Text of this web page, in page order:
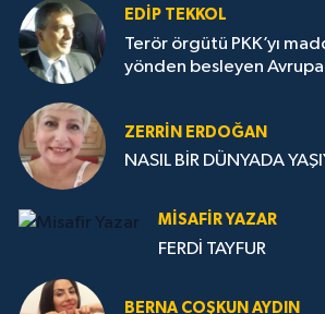
EDIP TEKKOL
Terör örgütü PKK’yı
yönden besleyen
ZERRIN ERDOĞAN
NASIL BİR DÜNYADA
MISAFIR YAZAR
FERDİ TAYFUR
BERNA COŞKUN AYDIN